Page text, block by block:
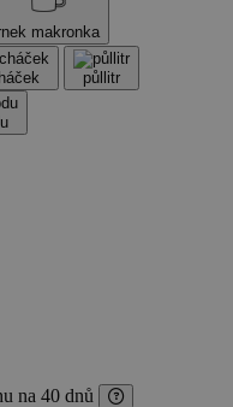
makronka
půllitr
na 40 dnů